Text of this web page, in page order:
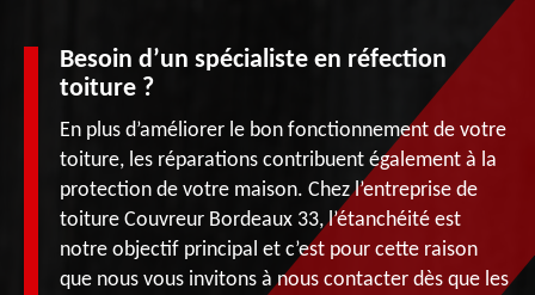
Besoin d’un spécialiste en réfection
toiture ?
En plus d’améliorer le bon fonctionnement de votre
toiture, les réparations contribuent également à la
protection de votre maison. Chez l’entreprise de
toiture Couvreur Bordeaux 33, l’étanchéité est
notre objectif principal et c’est pour cette raison
que nous vous invitons à nous contacter dès que les